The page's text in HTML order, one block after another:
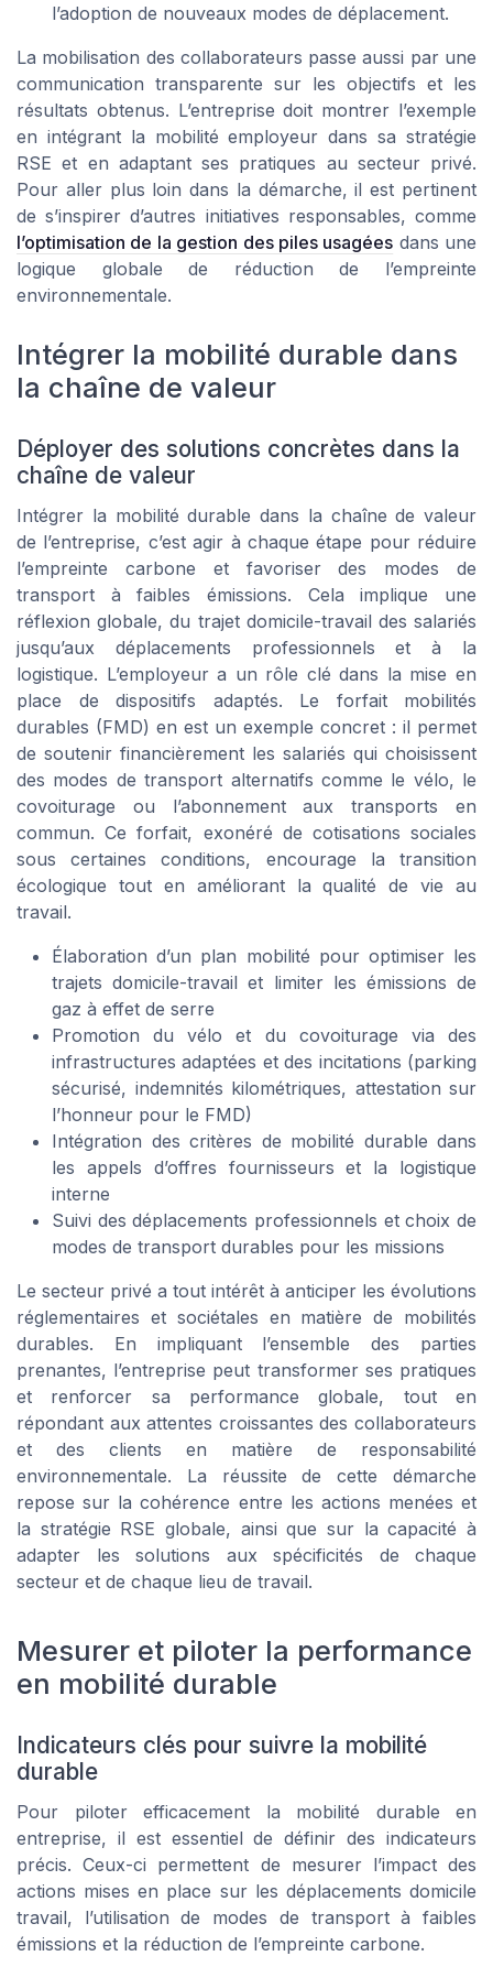
l’adoption de nouveaux modes de déplacement.
La mobilisation des collaborateurs passe aussi par une
communication transparente sur les objectifs et les
résultats obtenus. L’entreprise doit montrer l’exemple
en intégrant la mobilité employeur dans sa stratégie
RSE et en adaptant ses pratiques au secteur privé.
Pour aller plus loin dans la démarche, il est pertinent
de s’inspirer d’autres initiatives responsables, comme
l’optimisation de la gestion des piles usagées dans une
logique globale de réduction de l’empreinte
environnementale.
Intégrer la mobilité durable dans
la chaîne de valeur
Déployer des solutions concrètes dans la
chaîne de valeur
Intégrer la mobilité durable dans la chaîne de valeur
de l’entreprise, c’est agir à chaque étape pour réduire
l’empreinte carbone et favoriser des modes de
transport à faibles émissions. Cela implique une
réflexion globale, du trajet domicile-travail des salariés
jusqu’aux déplacements professionnels et à la
logistique. L’employeur a un rôle clé dans la mise en
place de dispositifs adaptés. Le forfait mobilités
durables (FMD) en est un exemple concret : il permet
de soutenir financièrement les salariés qui choisissent
des modes de transport alternatifs comme le vélo, le
covoiturage ou l’abonnement aux transports en
commun. Ce forfait, exonéré de cotisations sociales
sous certaines conditions, encourage la transition
écologique tout en améliorant la qualité de vie au
travail.
Élaboration d’un plan mobilité pour optimiser les
trajets domicile-travail et limiter les émissions de
gaz à effet de serre
Promotion du vélo et du covoiturage via des
infrastructures adaptées et des incitations (parking
sécurisé, indemnités kilométriques, attestation sur
l’honneur pour le FMD)
Intégration des critères de mobilité durable dans
les appels d’offres fournisseurs et la logistique
interne
Suivi des déplacements professionnels et choix de
modes de transport durables pour les missions
Le secteur privé a tout intérêt à anticiper les évolutions
réglementaires et sociétales en matière de mobilités
durables. En impliquant l’ensemble des parties
prenantes, l’entreprise peut transformer ses pratiques
et renforcer sa performance globale, tout en
répondant aux attentes croissantes des collaborateurs
et des clients en matière de responsabilité
environnementale. La réussite de cette démarche
repose sur la cohérence entre les actions menées et
la stratégie RSE globale, ainsi que sur la capacité à
adapter les solutions aux spécificités de chaque
secteur et de chaque lieu de travail.
Mesurer et piloter la performance
en mobilité durable
Indicateurs clés pour suivre la mobilité
durable
Pour piloter efficacement la mobilité durable en
entreprise, il est essentiel de définir des indicateurs
précis. Ceux-ci permettent de mesurer l’impact des
actions mises en place sur les déplacements domicile
travail, l’utilisation de modes de transport à faibles
émissions et la réduction de l’empreinte carbone.